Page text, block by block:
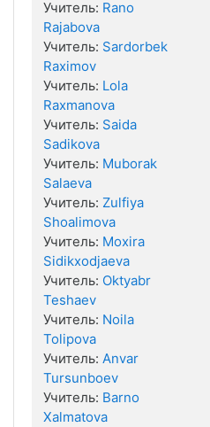
Учитель: Rano
Rajabova
Учитель: Sardorbek
Raximov
Учитель: Lola
Raxmanova
Учитель: Saida
Sadikova
Учитель: Muborak
Salaeva
Учитель: Zulfiya
Shoalimova
Учитель: Moxira
Sidikxodjaeva
Учитель: Oktyabr
Teshaev
Учитель: Noila
Tolipova
Учитель: Anvar
Tursunboev
Учитель: Barno
Xalmatova